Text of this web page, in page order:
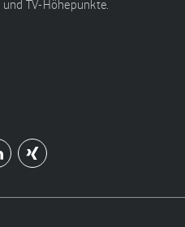
TV-Höhepunkte.